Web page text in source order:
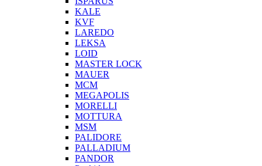
KALE
KVF
LAREDO
LEKSA
LOID
MASTER LOCK
MAUER
MCM
MEGAPOLIS
MORELLI
MOTTURA
MSM
PALIDORE
PALLADIUM
PANDOR